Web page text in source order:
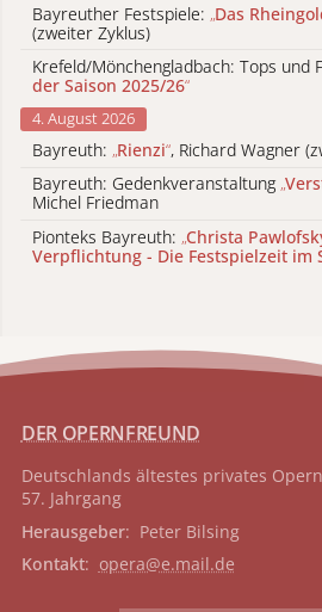
Bayreuther Festspiele: „Das
(zweiter Zyklus)
Krefeld/Mönchengladbach: Tops und
der Saison 2025/26“
4. August 2026
Bayreuth: „Rienzi“, Richard Wagner
Bayreuth: Gedenkveranstaltung „
Michel Friedman
Pionteks Bayreuth: „Christa
Verpflichtung - Die Festspielzeit im
DER OPERNFREUND
Deutschlands ältestes privates
57. Jahrgang
Herausgeber: Peter Bilsing
Kontakt: opera@e.mail.de